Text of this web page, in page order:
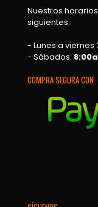
Nuestros
siguientes:
- Lunes a viernes
- Sábados:
COMPRA SEGURA CON